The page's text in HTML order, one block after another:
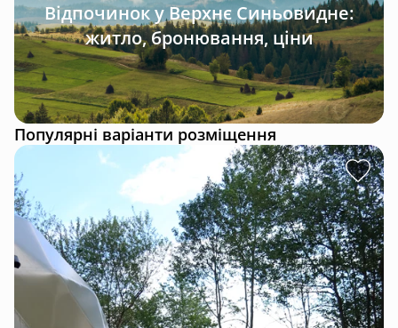
Відпочинок у Верхнє Синьовидне:
житло, бронювання, ціни
Популярні варіанти розміщення